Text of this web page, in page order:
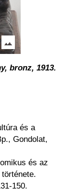
bronz, 1913.
és a
Gondolat,
és az
150.